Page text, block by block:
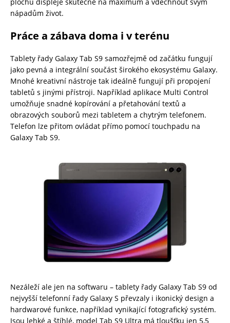
nápadům život.
Práce a zábava doma i v terénu
Tablety řady Galaxy Tab S9 samozřejmě od začátku fungují
jako pevná a integrální součást širokého ekosystému Galaxy.
Mnohé kreativní nástroje tak ideálně fungují při propojení
tabletů s jinými přístroji. Například aplikace Multi Control
umožňuje snadné kopírování a přetahování textů a
obrazových souborů mezi tabletem a chytrým telefonem.
Telefon lze přitom ovládat přímo pomocí touchpadu na
Galaxy Tab S9.
Nezáleží ale jen na softwaru – tablety řady Galaxy Tab S9 od
nejvyšší telefonní řady Galaxy S převzaly i ikonický design a
hardwarové funkce, například vynikající fotografický systém.
Jsou lehké a štíhlé, model Tab S9 Ultra má tloušťku jen 5,5